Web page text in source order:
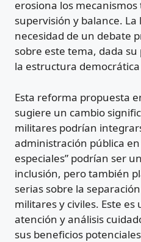
erosiona los
supervisión y balance.
necesidad de un debate
sobre este tema, dada
la estructura democrática
Esta reforma propuesta
sugiere un cambio
militares podrían
administración pública en
especiales” podrían ser
inclusión, pero también
serias sobre la
militares y civiles. Este
atención y análisis
sus beneficios